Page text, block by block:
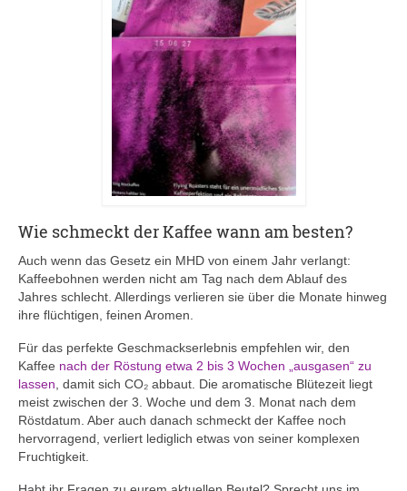
Wie schmeckt der Kaffee wann am besten?
Auch wenn das Gesetz ein MHD von einem Jahr verlangt:
Kaffeebohnen werden nicht am Tag nach dem Ablauf des
Jahres schlecht. Allerdings verlieren sie über die Monate hinweg
ihre flüchtigen, feinen Aromen.
Für das perfekte Geschmackserlebnis empfehlen wir, den
Kaffee nach der Röstung etwa 2 bis 3 Wochen „ausgasen“ zu
lassen , damit sich CO₂ abbaut. Die aromatische Blütezeit liegt
meist zwischen der 3. Woche und dem 3. Monat nach dem
Röstdatum. Aber auch danach schmeckt der Kaffee noch
hervorragend, verliert lediglich etwas von seiner komplexen
Fruchtigkeit.